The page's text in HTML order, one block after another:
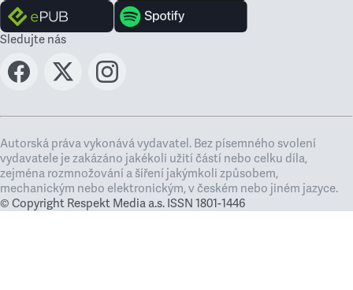
Sledujte nás
Autorská práva vykonává vydavatel. Bez písemného svolení
vydavatele je zakázáno jakékoli užití částí nebo celku díla,
zejména rozmnožování a šíření jakýmkoli způsobem,
mechanickým nebo elektronickým, v českém nebo jiném jazyce.
© Copyright Respekt Media a.s. ISSN 1801-1446